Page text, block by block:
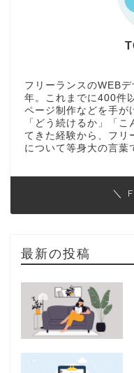
フリーランスのWEB
年。これまでに400件
ページ制作などを手が
「どう続けるか」「
てきた経験から、フリ
について等身大の言葉
＼
最新の投稿